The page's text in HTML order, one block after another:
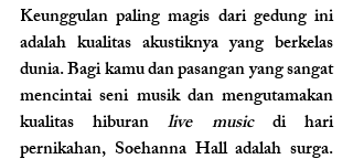
Keunggulan paling magis dari gedung ini
adalah kualitas akustiknya yang berkelas
dunia. Bagi kamu dan pasangan yang sangat
mencintai seni musik dan mengutamakan
kualitas hiburan live music di hari